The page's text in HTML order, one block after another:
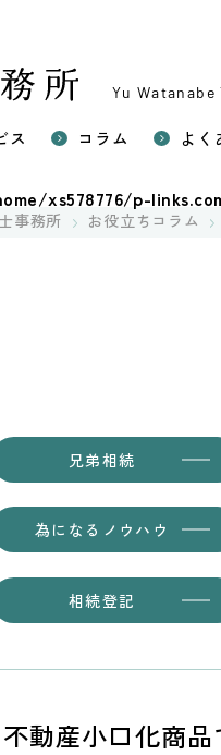
Yu
ス
の相続対策（生前対策）
コラム よく
xs578776/p-
事務所 お役立ちコラム
兄弟相続
為になるノウハウ
相続登記
不動産小口化商